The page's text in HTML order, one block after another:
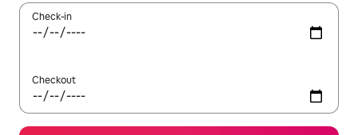
Check-in
Checkout